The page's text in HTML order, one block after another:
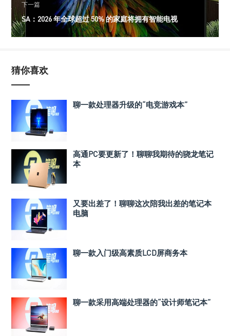
下一篇
SA：2026 年全球超过 50% 的家庭将拥有智能电视
猜你喜欢
聊一款处理器升级的“电竞游戏本”
高通PC要更新了！聊聊我期待的骁龙笔记
本
又要出差了！聊聊这次陪我出差的笔记本
电脑
聊一款入门级高素质LCD屏商务本
聊一款采用高端处理器的“设计师笔记本”